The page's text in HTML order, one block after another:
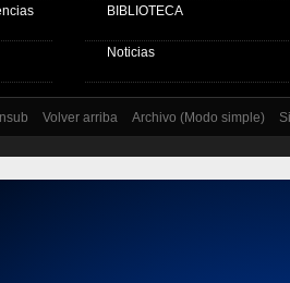
BIBLIOTECA
Noticias
Volver arriba Archivo (Modo simple)